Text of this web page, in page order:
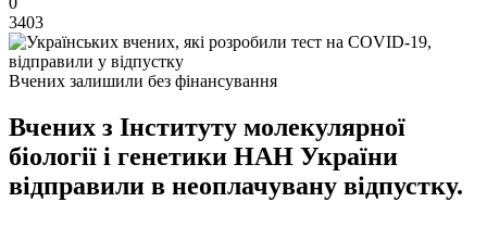
3403
Вчених залишили без фінансування
Вчених з Інституту молекулярної
біології і генетики НАН України
відправили в неоплачувану відпустку.